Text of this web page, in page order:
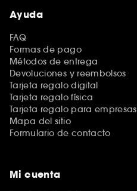
Ayuda
FAQ
Formas de pago
Métodos de entrega
Devoluciones y reembolsos
Tarjeta regalo digital
Tarjeta regalo física
Tarjeta regalo para empresas
Mapa del sitio
Formulario de contacto
Mi cuenta